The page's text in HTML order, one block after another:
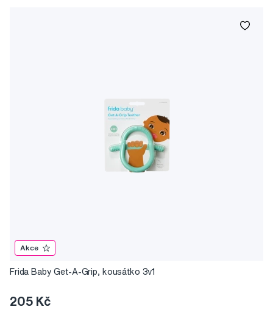
Akce
Frida Baby Get-A-Grip, kousátko 3v1
205 Kč